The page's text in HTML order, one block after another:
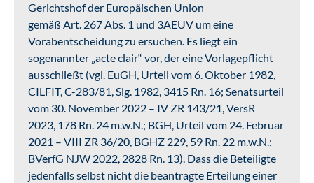
Gerichtshof der Europäischen Union
gemäß Art. 267 Abs. 1 und 3AEUV um eine
Vorabentscheidung zu ersuchen. Es liegt ein
sogenannter „acte clair“ vor, der eine Vorlagepflicht
ausschließt (vgl. EuGH, Urteil vom 6. Oktober 1982,
CILFIT, C-283/81, Slg. 1982, 3415 Rn. 16; Senatsurteil
vom 30. November 2022 – IV ZR 143/21, VersR
2023, 178 Rn. 24 m.w.N.; BGH, Urteil vom 24. Februar
2021 – VIII ZR 36/20, BGHZ 229, 59 Rn. 22 m.w.N.;
BVerfG NJW 2022, 2828 Rn. 13). Dass die Beteiligte
jedenfalls selbst nicht die beantragte Erteilung einer